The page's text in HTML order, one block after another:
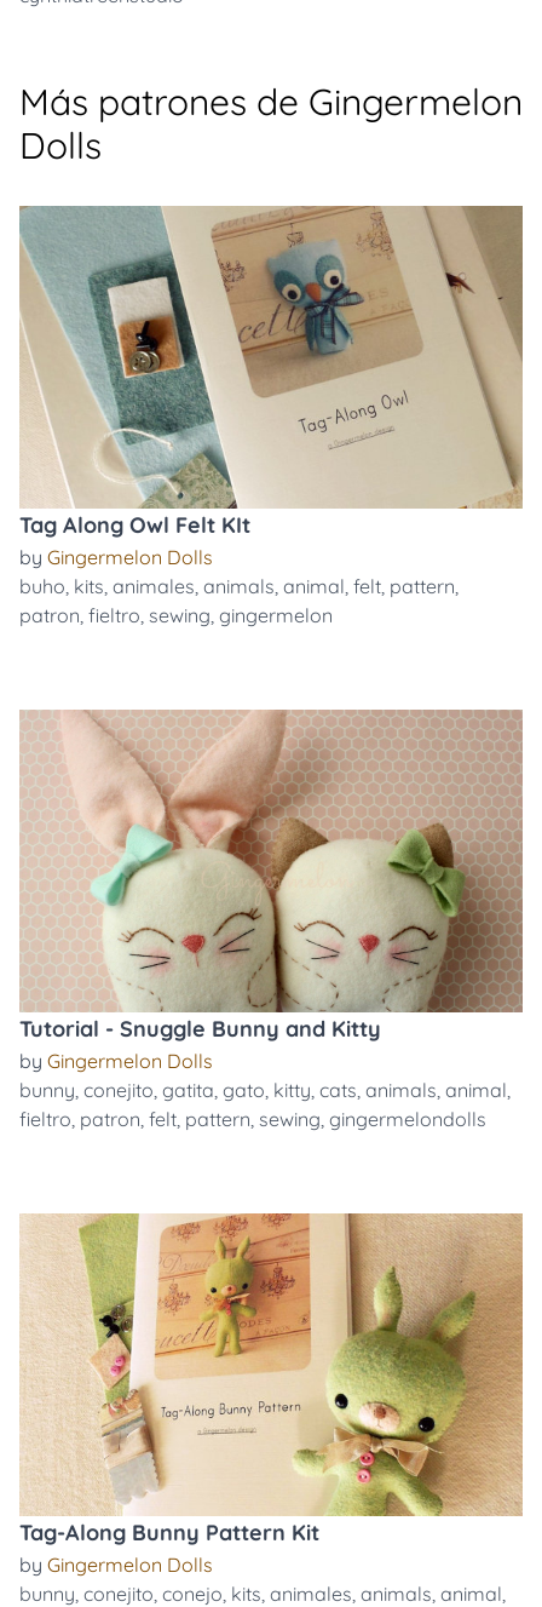
Más patrones de Gingermelon
Dolls
Tag Along Owl Felt KIt
by Gingermelon Dolls
buho, kits, animales, animals, animal, felt, pattern,
patron, fieltro, sewing, gingermelon
Tutorial - Snuggle Bunny and Kitty
by Gingermelon Dolls
bunny, conejito, gatita, gato, kitty, cats, animals, animal,
fieltro, patron, felt, pattern, sewing, gingermelondolls
Tag-Along Bunny Pattern Kit
by Gingermelon Dolls
bunny, conejito, conejo, kits, animales, animals, animal,